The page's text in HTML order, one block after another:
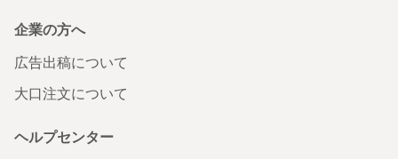
企業の方へ
広告出稿について
大口注文について
ヘルプセンター